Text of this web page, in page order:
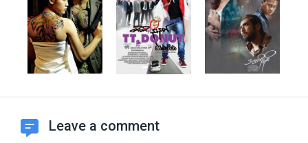
Leave a comment